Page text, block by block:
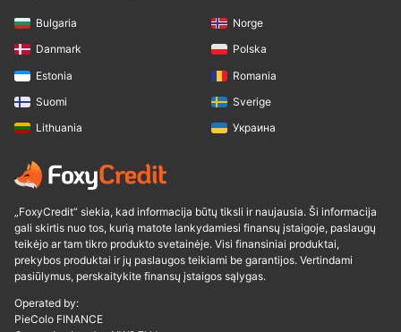
Bulgaria
Danmark
Estonia
Suomi
Lithuania
Norge
Polska
Romania
Sverige
Украина
„FoxyCredit“ siekia, kad informacija būtų tiksli ir naujausia. Ši informacija
gali skirtis nuo tos, kurią matote lankydamiesi finansų įstaigoje, paslaugų
teikėjo ar tam tikro produkto svetainėje. Visi finansiniai produktai,
prekybos produktai ir jų paslaugos teikiami be garantijos. Vertindami
pasiūlymus, perskaitykite finansų įstaigos sąlygas.
Operated by:
PieColo FINANCE